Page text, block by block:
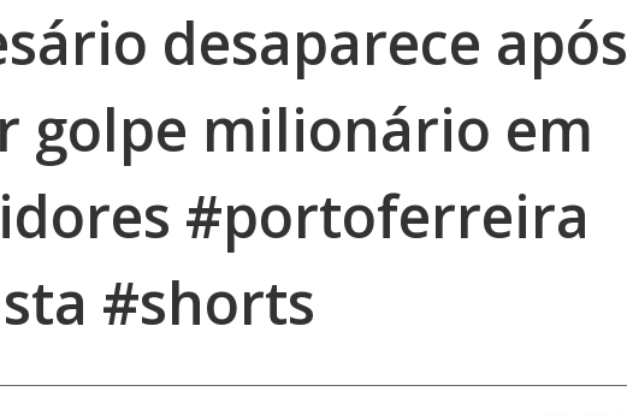
desaparece após
golpe milionário em
#portoferreira
#shorts